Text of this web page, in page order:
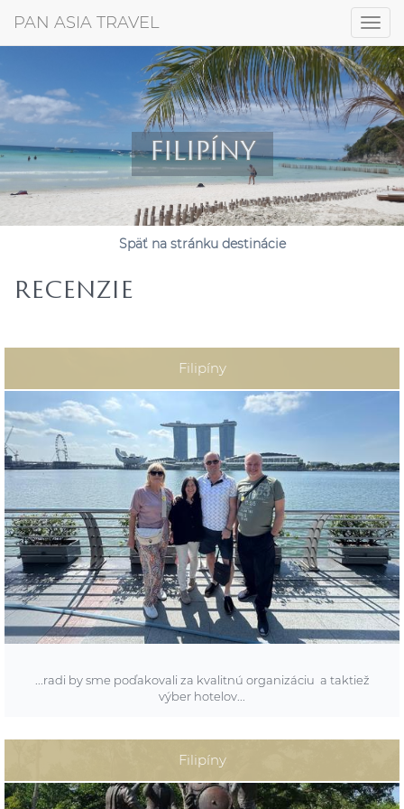
PAN ASIA TRAVEL
+421 917 372 256
FILIPÍNY
Späť na stránku destinácie
RECENZIE
Filipíny
...radi by sme poďakovali za kvalitnú organizáciu a taktiež
výber hotelov...
biele pláže Filipín: ostrov Bohol a nezabudnuteľný Singapur
TERMÍN:
Filipíny